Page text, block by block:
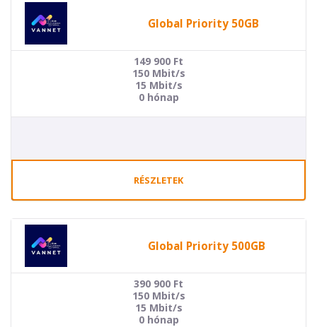
Global Priority 50GB
149 900 Ft
150 Mbit/s
15 Mbit/s
0 hónap
RÉSZLETEK
Global Priority 500GB
390 900 Ft
150 Mbit/s
15 Mbit/s
0 hónap